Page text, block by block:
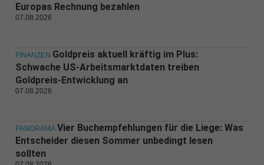
Europas Rechnung bezahlen
07.08.2026
FINANZEN Goldpreis aktuell kräftig im Plus:
Schwache US-Arbeitsmarktdaten treiben
Goldpreis-Entwicklung an
07.08.2026
PANORAMA Vier Buchempfehlungen für die Liege: Was
Entscheider diesen Sommer unbedingt lesen
sollten